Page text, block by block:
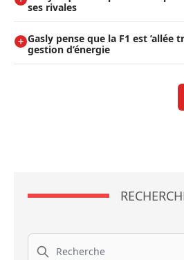
ses rivales
Gasly pense que la F1 est ’allée
gestion d’énergie
Recherche